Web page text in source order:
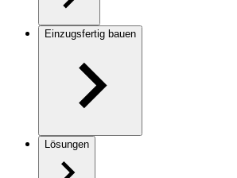
Einzugsfertig bauen
Lösungen